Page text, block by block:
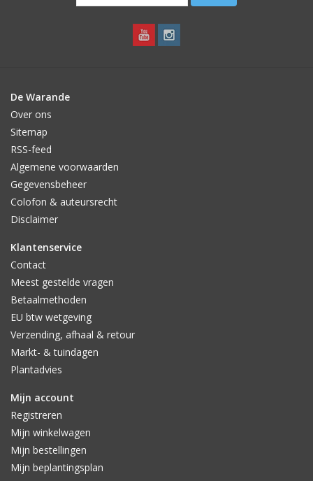
De Warande
Over ons
Sitemap
RSS-feed
Algemene voorwaarden
Gegevensbeheer
Colofon & auteursrecht
Disclaimer
Klantenservice
Contact
Meest gestelde vragen
Betaalmethoden
EU btw wetgeving
Verzending, afhaal & retour
Markt- & tuindagen
Plantadvies
Mijn account
Registreren
Mijn winkelwagen
Mijn bestellingen
Mijn beplantingsplan